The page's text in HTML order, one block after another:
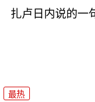
扎卢日内说的一
最热